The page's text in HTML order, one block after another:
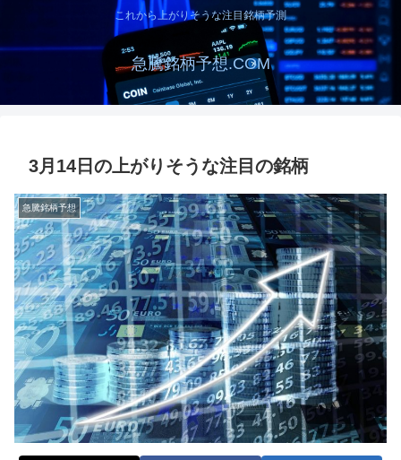
これから上がりそうな注目銘柄予測
急騰銘柄予想.COM
3月14日の上がりそうな注目の銘柄
急騰銘柄予想